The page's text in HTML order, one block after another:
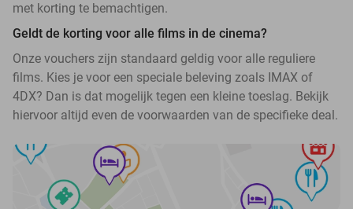
met korting te bemachtigen.
Geldt de korting voor alle films in de cinema?
Onze vouchers zijn standaard geldig voor alle reguliere
films. Kies je voor een speciale beleving zoals IMAX of
4DX? Dan is dat mogelijk tegen een kleine toeslag. Bekijk
hiervoor altijd even de voorwaarden van de specifieke deal.